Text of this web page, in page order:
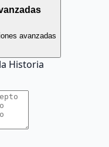
avanzadas
Historia